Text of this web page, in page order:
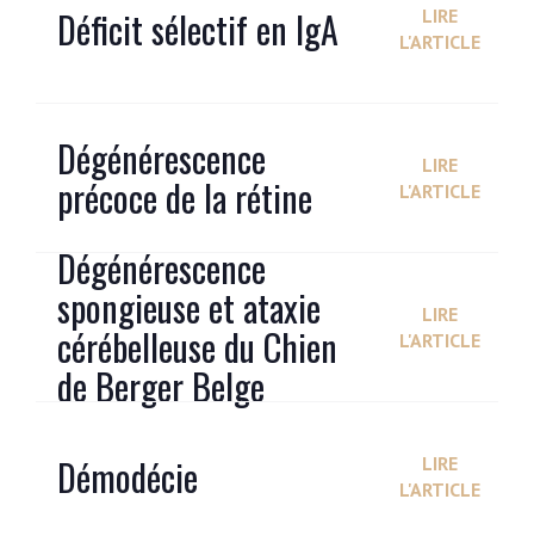
Déficit sélectif en IgA
LIRE
L'ARTICLE
Dégénérescence
précoce de la rétine
LIRE
L'ARTICLE
Dégénérescence
spongieuse et ataxie
cérébelleuse du Chien
de Berger Belge
LIRE
L'ARTICLE
Démodécie
LIRE
L'ARTICLE